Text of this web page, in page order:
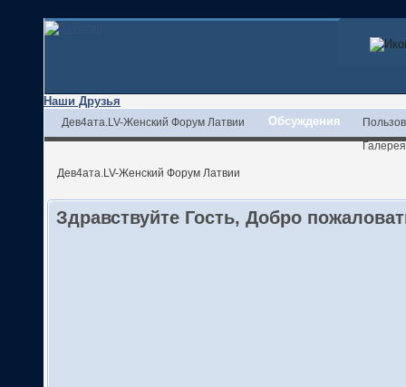
Наши Друзья
Дев4ата.LV-Женский Форум Латвии Обсуждения
Галерея
Дев4ата.LV-Женский Форум Латвии
Здравствуйте Гость, Добро